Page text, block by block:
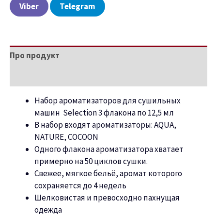
Viber
Telegram
Про продукт
Набор ароматизаторов для сушильных
машин Selection 3 флакона по 12,5 мл
В набор входят ароматизаторы: AQUA,
NATURE, COCOON
Одного флакона ароматизатора хватает
примерно на 50 циклов сушки.
Свежее, мягкое бельё, аромат которого
сохраняется до 4 недель
Шелковистая и превосходно пахнущая
одежда